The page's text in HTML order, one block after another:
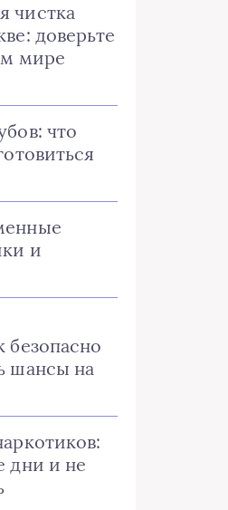
чистка
доверьте
мире
что
и
безопасно
шансы на
дни и не